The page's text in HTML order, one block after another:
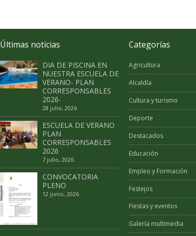
Últimas noticias
DIA DE PISCINA EN
NUESTRA ESCUELA DE
VERANO- PLAN
CORRESPONSABLES
2026-
28 julio, 2026
ESCUELA DE VERANO
PLAN
CORRESPONSABLES
2026
7 julio, 2026
CONVOCATORIA
PLENO
12 junio, 2026
Categorías
Agricultura
Alcaldía
Cultura y turismo
Deporte
Destacados
Educación
Empleo y Formación
Festejos
Fiestas y eventos
Galería multimedia